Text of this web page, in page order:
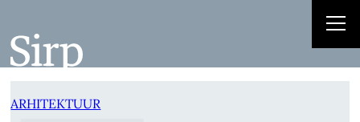
juurde
ARHITEKTUUR